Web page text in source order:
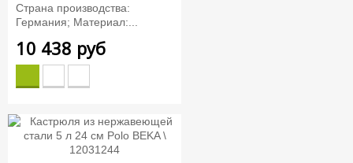
Страна производства:
Германия; Материал:...
10 438 руб